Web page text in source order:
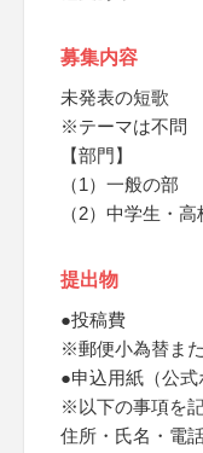
募集内容
未発表の短歌
※テーマは不問
【部門】
（1）一般の部
（2）中学生・
提出物
●投稿費
※郵便小為替ま
●申込用紙（公式
※以下の事項を
住所・氏名・電